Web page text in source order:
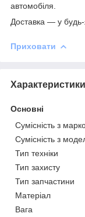
автомобіля.
Доставка ― у будь-
Приховати
Характеристики
Основні
Сумісність з
Сумісність з
Тип техніки
Тип захисту
Тип запчастини
Матеріал
Вага